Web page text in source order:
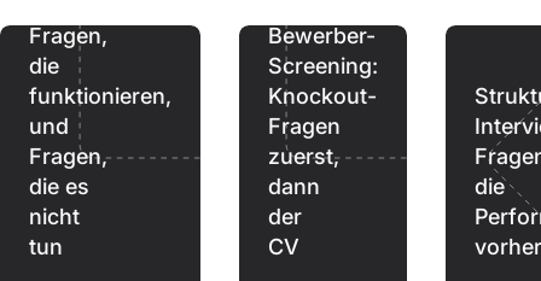
Fragen,
die
funktionieren,
und
Fragen,
die es
nicht
tun
Bewerber-
Screening:
Knockout-
Fragen
zuerst,
dann
der
CV
die